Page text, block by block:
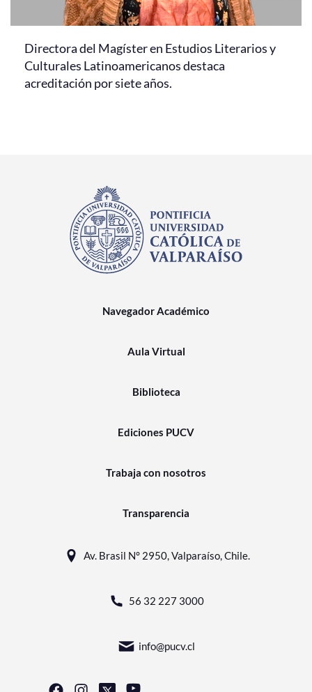
Directora del Magíster en Estudios Literarios y
Culturales Latinoamericanos destaca
acreditación por siete años.
Navegador Académico
Aula Virtual
Biblioteca
Ediciones PUCV
Trabaja con nosotros
Transparencia
Av. Brasil N° 2950, Valparaíso, Chile.
56 32 227 3000
info@pucv.cl